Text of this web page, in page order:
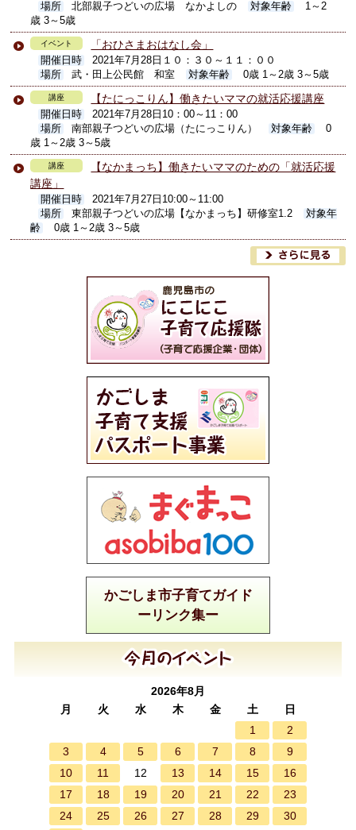
場所
北部親子つどいの広場 なかよしの 対象年齢
1～2
歳 3～5歳
イベント 「おひさまおはなし会」
開催日時
2021年7月28日１０：３０～１１：００
場所
武・田上公民館 和室 対象年齢 0歳 1～2歳 3～5歳
講座 【たにっこりん】働きたいママの就活応援講座
開催日時
2021年7月28日10：00～11：00
場所
南部親子つどいの広場（たにっこりん） 対象年齢
0
歳 1～2歳 3～5歳
講座
【なかまっち】働きたいママのための「就活応援
講座」
開催日時
2021年7月27日10:00～11:00
場所
東部親子つどいの広場【なかまっち】研修室1.2
対象年
齢
0歳 1～2歳 3～5歳
かごしま市子育てガイド
ーリンク集ー
2026年8月
月
火 水 木 金 土
日
1
2
3
4 5 6 7 8
9
10
11 12 13 14 15
16
17
18 19 20 21 22
23
24
25 26 27 28 29
30